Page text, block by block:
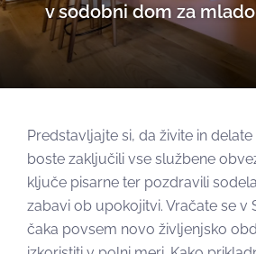
v sodobni dom za
Predstavljajte si, da živite in
boste zaključili vse službene
ključe pisarne ter pozdravili
zabavi ob upokojitvi. Vračate se v
čaka povsem novo življenjsko